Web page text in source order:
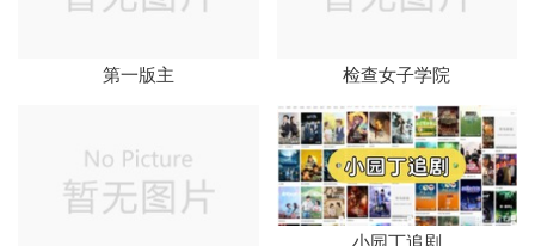
第一版主 检查女子学院
小园丁追剧